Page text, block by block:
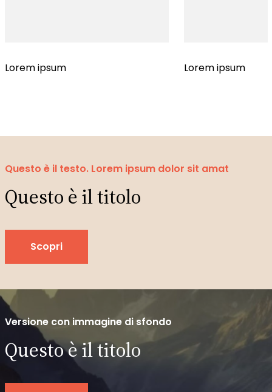
Lorem ipsum Lorem ipsum
Questo è il titolo
Questo è il testo. Lorem ipsum dolor sit amat
Scopri
Questo è il titolo
Versione con immagine di sfondo